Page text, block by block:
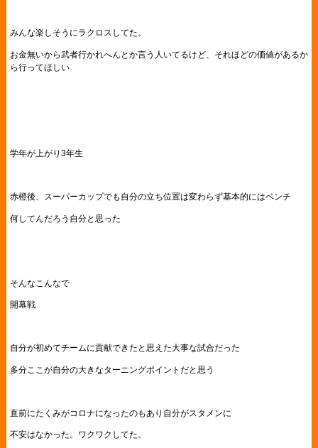
みんな楽しそうにラクロスしてた。
お金無いから武者行かれへんとか言う人いてるけど、それほどの価値があるか
ら行ってほしい
学年が上がり3年生
赤橙後、スーパーカップでも自分の立ち位置は変わらず基本的にはベンチ
何してんだろう自分と思った
そんなこんなで
開幕戦
自分が初めてチームに貢献できたと思えた大事な試合だった
多分ここが自分の大きなターニングポイントだと思う
直前にたくみがコロナになったのもあり自分がスタメンに
不安はなかった。ワクワクしてた。